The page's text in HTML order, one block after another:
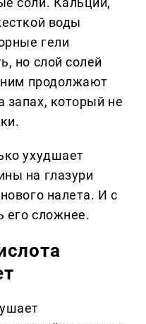
воды
гели
но слой солей
ним продолжают
который не
ухудшает
на глазури
налета. И с
его сложнее.